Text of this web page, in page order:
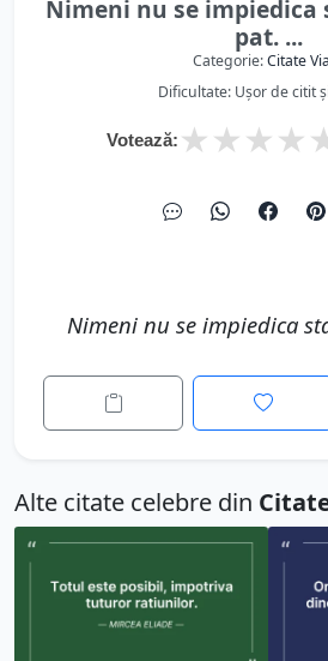
Nimeni nu se
pat. ...
Categorie:Citate
Dificultate: Ușor de citit
Votează: ★
★
★
★
Nimeni nu se impiedica
Alte citate celebre din